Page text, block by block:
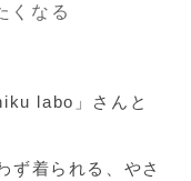
くなる
labo」さんと
ず着られる、やさ